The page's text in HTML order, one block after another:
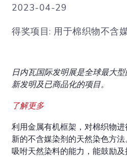
2023-04-29
得奖项目: 用于棉织物不含
日内瓦国际发明展是全球最大
新发明及已商品化的项目。
了解更多
利用金属有机框架，对棉织物
新的不含媒染剂的天然染色方
吸咐天然染料的能力，能鼓励及